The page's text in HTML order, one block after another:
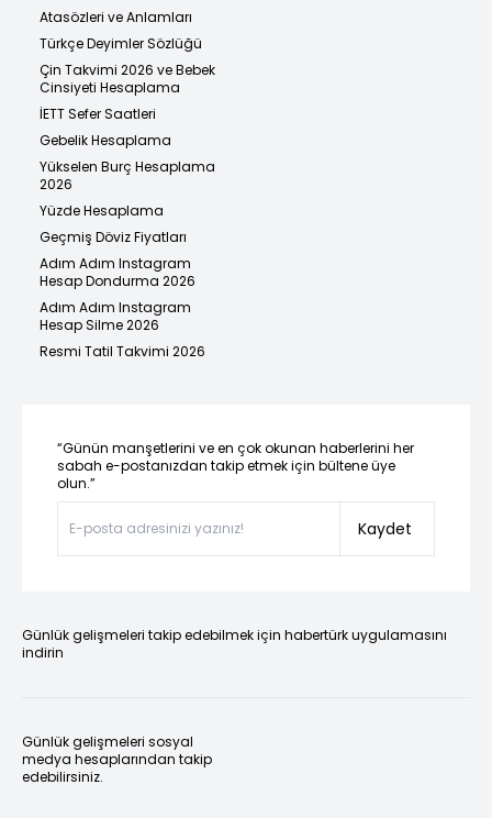
Atasözleri ve Anlamları
Türkçe Deyimler Sözlüğü
Çin Takvimi 2026 ve Bebek
Cinsiyeti Hesaplama
İETT Sefer Saatleri
Gebelik Hesaplama
Yükselen Burç Hesaplama
2026
Yüzde Hesaplama
Geçmiş Döviz Fiyatları
Adım Adım Instagram
Hesap Dondurma 2026
Adım Adım Instagram
Hesap Silme 2026
Resmi Tatil Takvimi 2026
“Günün manşetlerini ve en çok okunan haberlerini her
sabah e-postanızdan takip etmek için bültene üye
olun.”
Kaydet
Günlük gelişmeleri takip edebilmek için habertürk uygulamasını
indirin
Günlük gelişmeleri sosyal
medya hesaplarından takip
edebilirsiniz.